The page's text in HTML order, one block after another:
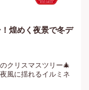
煌めく夜景で冬デ
クリスマスツリー🎄
風に揺れるイルミネ